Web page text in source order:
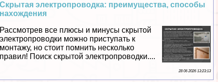
Скрытая электропроводка: преимущества, способы
нахождения
Рассмотрев все плюсы и минусы скрытой
электропроводки можно приступать к
монтажу, но стоит помнить несколько
правил! Поиск скрытой электропроводки....
28 06 2026 13:23:13